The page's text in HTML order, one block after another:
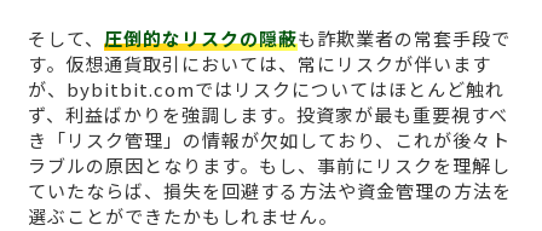
そして、 圧倒的なリスクの隠蔽も詐欺業者の常套手段で
す。仮想通貨取引においては、常にリスクが伴います
が、bybitbit.comではリスクについてはほとんど触れ
ず、利益ばかりを強調します。投資家が最も重要視すべ
き「リスク管理」の情報が欠如しており、これが後々ト
ラブルの原因となります。もし、事前にリスクを理解し
ていたならば、損失を回避する方法や資金管理の方法を
選ぶことができたかもしれません。